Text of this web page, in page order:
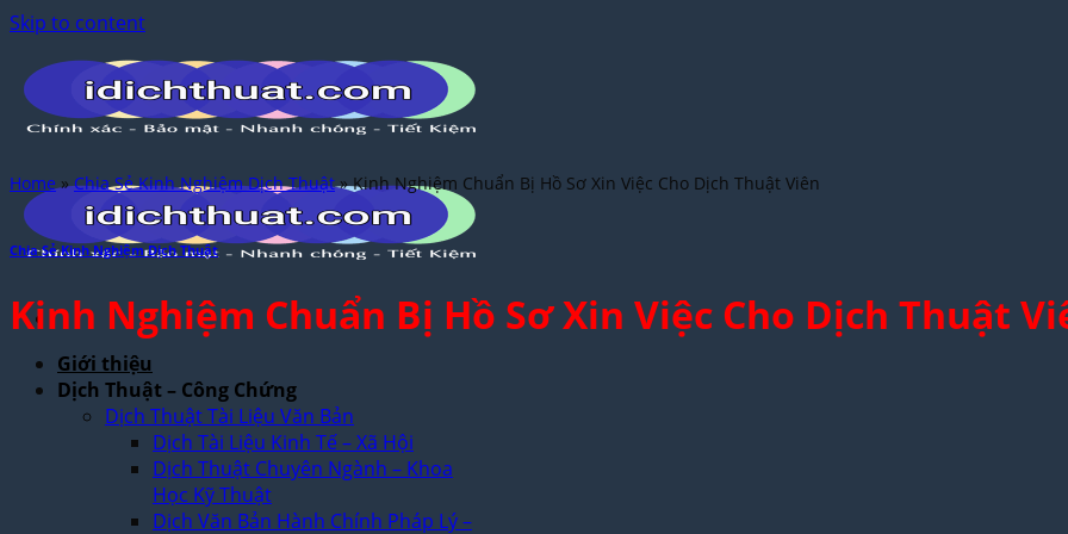
Skip to content
Giới thiệu
Dịch Thuật – Công Chứng
Dịch Thuật Tài Liệu Văn Bản
Dịch Tài Liệu Kinh Tế – Xã Hội
Dịch Thuật Chuyên Ngành – Khoa
Học Kỹ Thuật
Dịch Văn Bản Hành Chính Pháp Lý –
Home»Chia Sẻ Kinh Nghiệm Dịch Thuật»Kinh Nghiệm Chuẩn Bị Hồ Sơ Xin Việc Cho Dịch Thuật Viên
Chia Sẻ Kinh Nghiệm Dịch Thuật
Kinh Nghiệm Chuẩn Bị Hồ Sơ Xin Việc Cho Dịch Thuật